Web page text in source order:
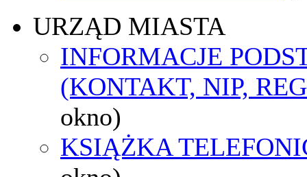
URZĄD MIASTA
INFORMACJE
(KONTAKT, NIP,
okno)
KSIĄŻKA